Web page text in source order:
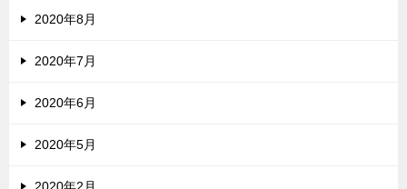
2020年8月
2020年7月
2020年6月
2020年5月